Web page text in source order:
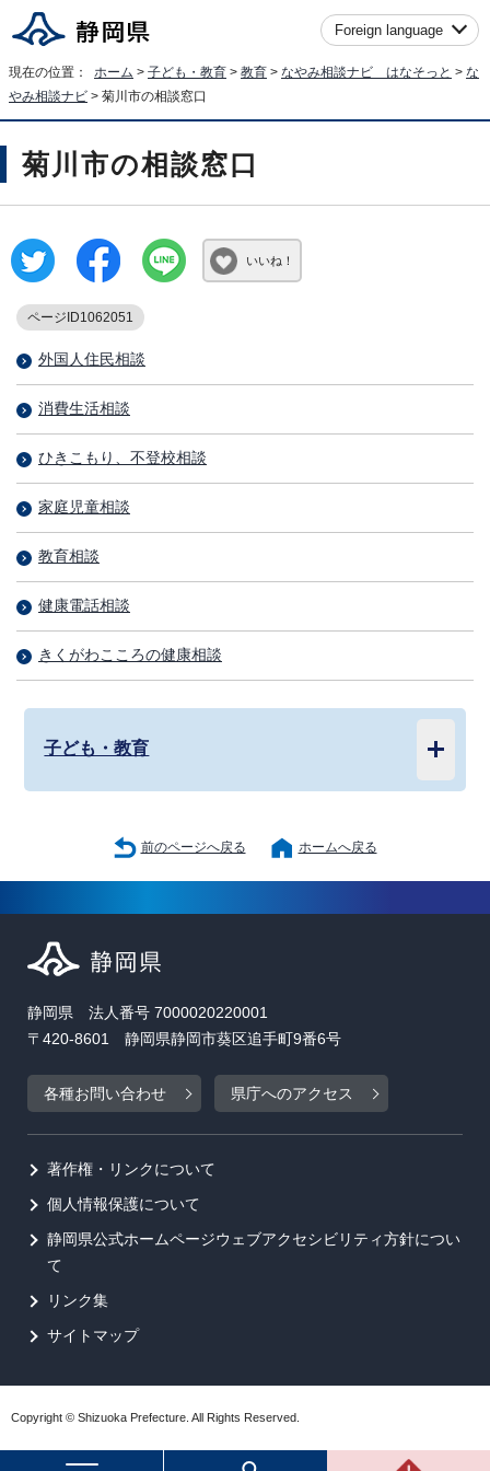
Foreign language
現在の位置： ホーム > 子ども・教育 > 教育 > なやみ相談ナビ はなそっと > な
やみ相談ナビ > 菊川市の相談窓口
菊川市の相談窓口
いいね！
ページID1062051
外国人住民相談
消費生活相談
ひきこもり、不登校相談
家庭児童相談
教育相談
健康電話相談
きくがわこころの健康相談
子ども・教育
前のページへ戻る ホームへ戻る
静岡県 法人番号 7000020220001
〒420-8601 静岡県静岡市葵区追手町9番6号
各種お問い合わせ 県庁へのアクセス
著作権・リンクについて
個人情報保護について
静岡県公式ホームページウェブアクセシビリティ方針につい
て
リンク集
サイトマップ
Copyright © Shizuoka Prefecture. All Rights Reserved.